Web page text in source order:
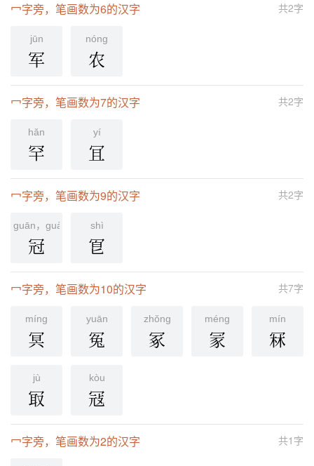
共2字
冖字旁，笔画数为6的汉字
jūn
军
nónɡ
农
共2字
冖字旁，笔画数为7的汉字
hǎn
罕
yí
冝
共2字
冖字旁，笔画数为9的汉字
guān，guàn
冠
shì
冟
共7字
冖字旁，笔画数为10的汉字
mínɡ
冥
yuān
冤
zhǒnɡ
冢
ménɡ
冡
mín
冧
jù
冣
kòu
冦
共1字
冖字旁，笔画数为2的汉字